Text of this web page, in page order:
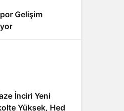
Gelişim
İnciri Yeni
Yüksek, Hedef